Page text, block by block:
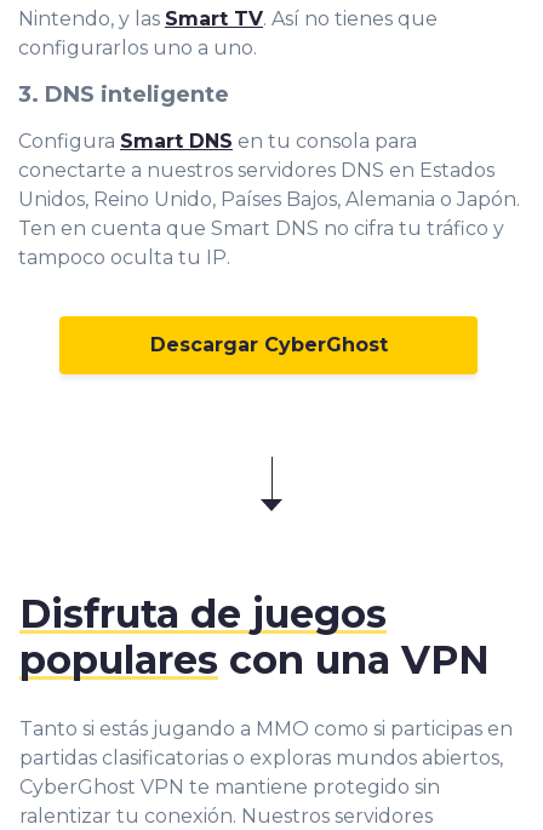
Nintendo, y las Smart TV. Así no tienes que
configurarlos uno a uno.
3. DNS inteligente
Configura Smart DNS en tu consola para
conectarte a nuestros servidores DNS en Estados
Unidos, Reino Unido, Países Bajos, Alemania o Japón.
Ten en cuenta que Smart DNS no cifra tu tráfico y
tampoco oculta tu IP.
Descargar CyberGhost
Disfruta de juegos
populares con una VPN
Tanto si estás jugando a MMO como si participas en
partidas clasificatorias o exploras mundos abiertos,
CyberGhost VPN te mantiene protegido sin
ralentizar tu conexión. Nuestros servidores